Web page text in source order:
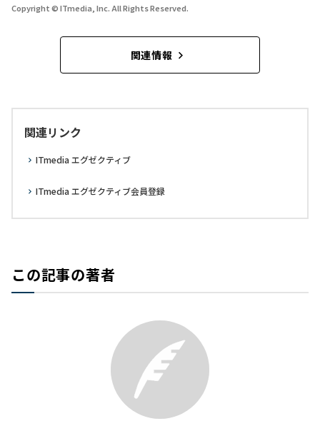
Copyright © ITmedia, Inc. All Rights Reserved.
関連情報
関連リンク
ITmedia エグゼクティブ
ITmedia エグゼクティブ会員登録
この記事の著者